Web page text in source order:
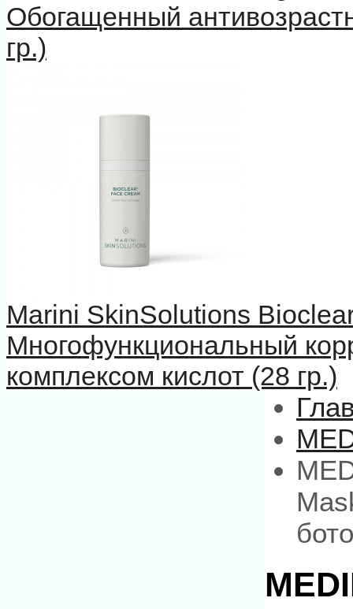
Обогащенный
гр.)
Marini SkinSolutions
Многофункциональный
комплексом кислот (28 гр.)